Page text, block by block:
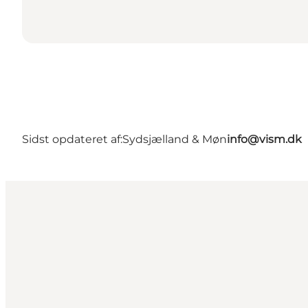
Sidst opdateret af:Sydsjælland & Møninfo@vism.dk